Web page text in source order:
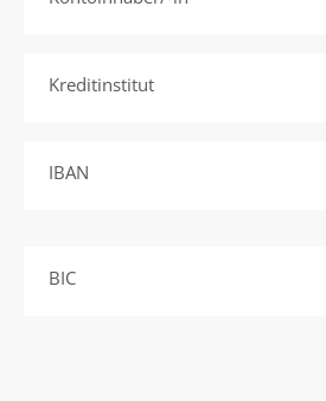
Kreditinstitut
IBAN
BIC